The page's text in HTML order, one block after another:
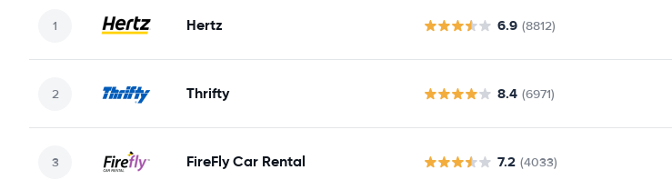
Hertz 6.9 (8812)
Thrifty 8.4 (6971)
FireFly Car Rental 7.2 (4033)